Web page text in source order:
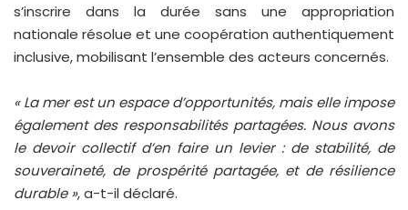
s’inscrire dans la durée sans une appropriation
nationale résolue et une coopération authentiquement
inclusive, mobilisant l’ensemble des acteurs concernés.
« La mer est un espace d’opportunités, mais elle impose
également des responsabilités partagées. Nous avons
le devoir collectif d’en faire un levier : de stabilité, de
souveraineté, de prospérité partagée, et de résilience
durable », a-t-il déclaré.